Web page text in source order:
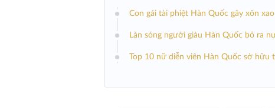
Con gái tài phiệt Hàn Quốc gây xôn
Làn sóng người giàu Hàn Quốc bỏ ra
Top 10 nữ diễn viên Hàn Quốc sở